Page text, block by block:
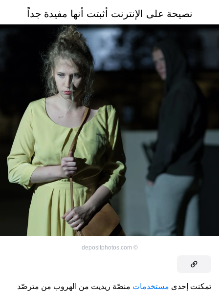
نصيحة على الإنترنت أثبتت أنها مفيدة جداً
©
depositphotos.com
تمكنت إحدى مستخدمات منصّة ريديت من الهروب من مترصّد